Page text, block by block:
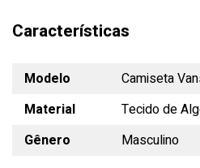
Características
Modelo
Camiseta
Material
Tecido de
Gênero
Masculino